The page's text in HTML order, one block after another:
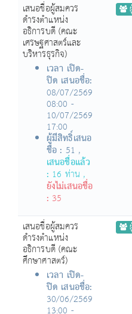
เสนอชื่อผู้สมควร
ดำรงตำแหน่ง
อธิการบดี (คณะ
เศรษฐศาสตร์และ
บริหารธุรกิจ)
เวลา เปิด-
ปิด เสนอชื่อ:
08/07/2569
08:00 -
10/07/2569
17:00
ผู้มีสิทธิ์เสนอ
ชื่อ : 51 ,
เสนอชื่อแล้ว
: 16 ท่าน ,
ยังไม่เสนอชื่อ
: 35
เสนอชื่อผู้สมควร
ดำรงตำแหน่ง
อธิการบดี (คณะ
ศึกษาศาสตร์)
เวลา เปิด-
ปิด เสนอชื่อ:
30/06/2569